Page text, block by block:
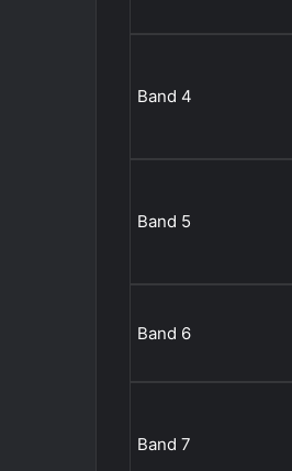
Band 4
Band 5
Band 6
Band 7